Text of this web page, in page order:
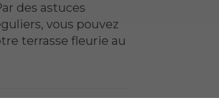
des astuces
vous pouvez
terrasse fleurie au